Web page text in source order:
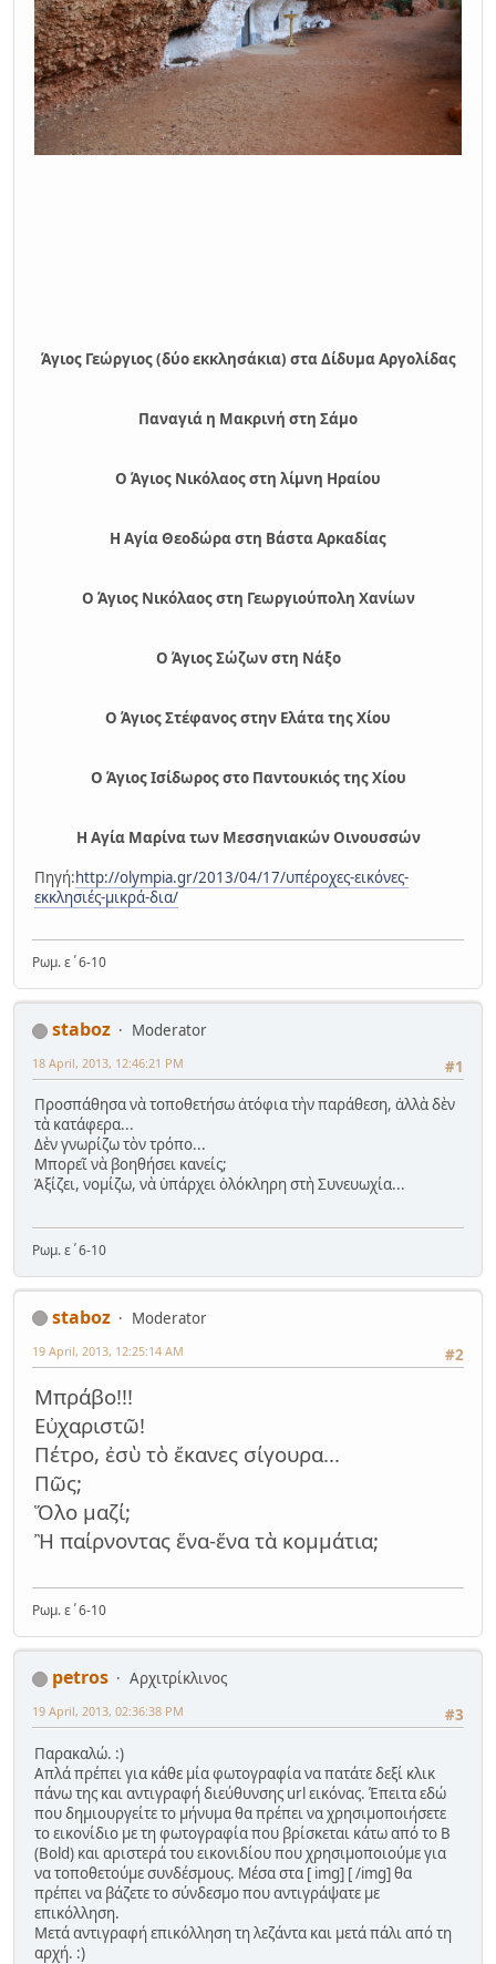
Άγιος Γεώργιος (δύο εκκλησάκια) στα Δίδυμα Αργολίδας
Παναγιά η Μακρινή στη Σάμο
Ο Άγιος Νικόλαος στη λίμνη Ηραίου
Η Αγία Θεοδώρα στη Βάστα Αρκαδίας
Ο Άγιος Νικόλαος στη Γεωργιούπολη Χανίων
Ο Άγιος Σώζων στη Νάξο
Ο Άγιος Στέφανος στην Ελάτα της Χίου
Ο Άγιος Ισίδωρος στο Παντουκιός της Χίου
Η Αγία Μαρίνα των Μεσσηνιακών Οινουσσών
Πηγή:http://olympia.gr/2013/04/17/υπέροχες-εικόνες-
εκκλησιές-μικρά-δια/
Ρωμ. ε΄6-10
staboz
Moderator
#1
18 April, 2013, 12:46:21 PM
Προσπάθησα νὰ τοποθετήσω ἀτόφια τὴν παράθεση, ἀλλὰ δὲν
τὰ κατάφερα...
Δὲν γνωρίζω τὸν τρόπο...
Μπορεῖ νὰ βοηθήσει κανείς;
Ἀξίζει, νομίζω, νὰ ὑπάρχει ὁλόκληρη στὴ Συνευωχία...
Ρωμ. ε΄6-10
staboz
Moderator
#2
19 April, 2013, 12:25:14 AM
Μπράβο!!!
Εὐχαριστῶ!
Πέτρο, ἐσὺ τὸ ἔκανες σίγουρα...
Πῶς;
Ὅλο μαζί;
Ἢ παίρνοντας ἕνα-ἕνα τὰ κομμάτια;
Ρωμ. ε΄6-10
petros
Αρχιτρίκλινος
#3
19 April, 2013, 02:36:38 PM
Παρακαλώ. :)
Απλά πρέπει για κάθε μία φωτογραφία να πατάτε δεξί κλικ
πάνω της και αντιγραφή διεύθυνσης url εικόνας. Έπειτα εδώ
που δημιουργείτε το μήνυμα θα πρέπει να χρησιμοποιήσετε
το εικονίδιο με τη φωτογραφία που βρίσκεται κάτω από το B
(Bold) και αριστερά του εικονιδίου που χρησιμοποιούμε για
να τοποθετούμε συνδέσμους. Μέσα στα [ img] [ /img] θα
πρέπει να βάζετε το σύνδεσμο που αντιγράψατε με
επικόλληση.
Μετά αντιγραφή επικόλληση τη λεζάντα και μετά πάλι από τη
αρχή. :)